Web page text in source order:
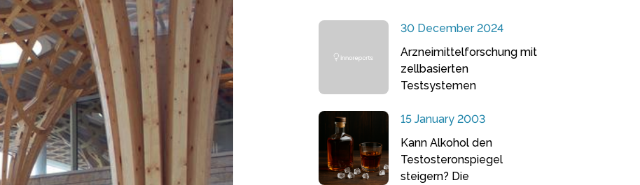
30 December 2024
Arzneimittelforschung mit
zellbasierten
Testsystemen
15 January 2003
Kann Alkohol den
Testosteronspiegel
steigern? Die